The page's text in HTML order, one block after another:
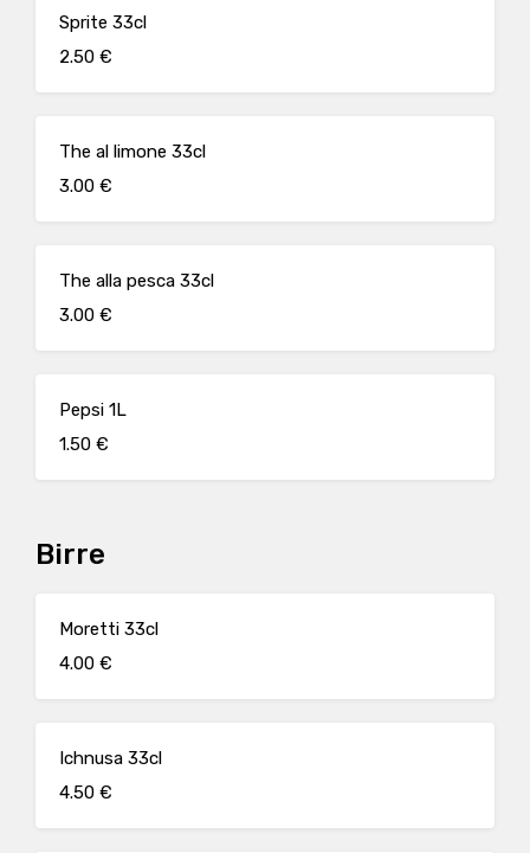
Sprite 33cl
2.50 €
The al limone 33cl
3.00 €
The alla pesca 33cl
3.00 €
Pepsi 1L
1.50 €
Birre
Moretti 33cl
4.00 €
Ichnusa 33cl
4.50 €